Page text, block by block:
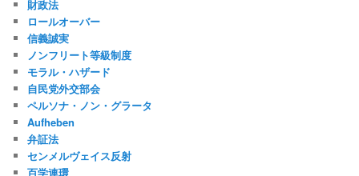
財政法
ロールオーバー
信義誠実
ノンフリート等級制度
モラル・ハザード
自民党外交部会
ペルソナ・ノン・グラータ
Aufheben
弁証法
センメルヴェイス反射
百学連環